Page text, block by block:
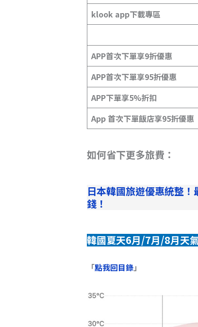
klook app下載專區
APP首次下單享9折優惠
APP首次下單享95折優惠
APP下單享5%折扣
App 首次下單飯店享95折優惠
如何省下更多旅費：
日本韓國旅遊優惠統整
錢！
韓國夏天6月/7月/8月天
「點我回目錄」